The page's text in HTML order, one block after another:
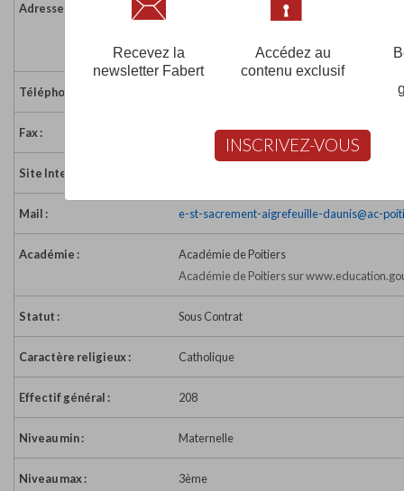
Adresse :
36 place de la République - BP 13
France
Téléphone :
Fax : 05 46 35 59 51
Site Internet :
Mail : e-st-sacrement-aigrefeuille-daunis@ac-
Académie :
Académie de Poitiers
Académie de Poitiers sur
Statut : Sous Contrat
Caractère religieux : Catholique
Effectif général : 208
Niveau min : Maternelle
Niveau max : 3ème
Recevez la
newsletter Fabert
Accédez au
contenu exclusif
INSCRIVEZ-VOUS